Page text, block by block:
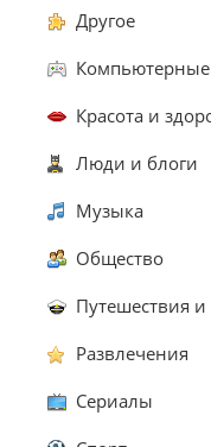
Другое
Красота и
Люди и блоги
Музыка
Общество
Путешествия
Развлечения
Сериалы